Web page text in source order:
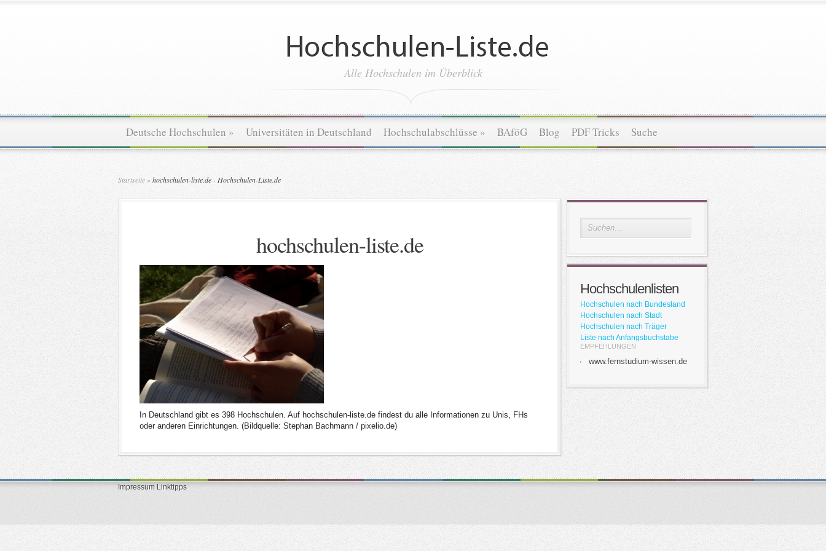
Alle Hochschulen im Überblick
Deutsche Hochschulen » Universitäten in Deutschland Hochschulabschlüsse » BAföG Blog PDF Tricks Suche
Startseite »hochschulen-liste.de - Hochschulen-Liste.de
hochschulen-liste.de
In Deutschland gibt es 398 Hochschulen. Auf hochschulen-liste.de findest du alle Informationen zu Unis, FHs
oder anderen Einrichtungen. (Bildquelle: Stephan Bachmann / pixelio.de)
Hochschulenlisten
Hochschulen nach Bundesland
Hochschulen nach Stadt
Hochschulen nach Träger
Liste nach Anfangsbuchstabe
EMPFEHLUNGEN
www.fernstudium-wissen.de
Impressum Linktipps